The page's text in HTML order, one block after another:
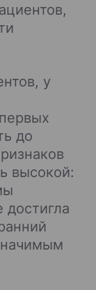
у
до
высокой:
достигла